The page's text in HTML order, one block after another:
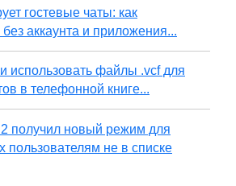
гостевые чаты: как
аккаунта и приложения...
использовать файлы .vcf для
в телефонной книге...
получил новый режим для
пользователям не в списке